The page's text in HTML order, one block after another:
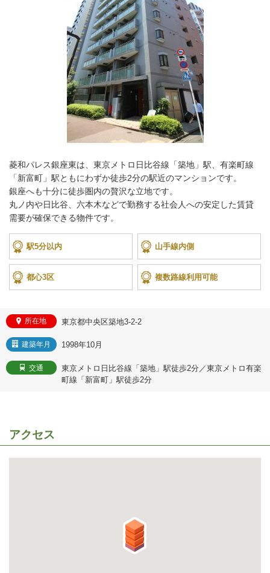
菱和パレス銀座東は、東京メトロ日比谷線「築地」駅、有楽町線
「新富町」駅ともにわずか徒歩2分の駅近のマンションです。
銀座へも十分に徒歩圏内の贅沢な立地です。
丸ノ内や日比谷、六本木などで勤務する社会人への安定した賃貸
需要が確保できる物件です。
駅5分以内 山手線内側
都心3区 複数路線利用可能
所在地 東京都中央区築地3-2-2
建築年月 1998年10月
交通
東京メトロ日比谷線「築地」駅徒歩2分／東京メトロ有楽
町線「新富町」駅徒歩2分
アクセス